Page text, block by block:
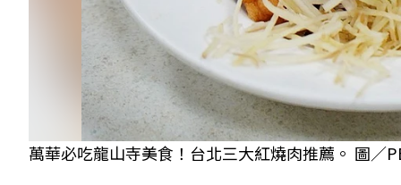
萬華必吃龍山寺美食！台北三大紅燒肉推薦。 圖／